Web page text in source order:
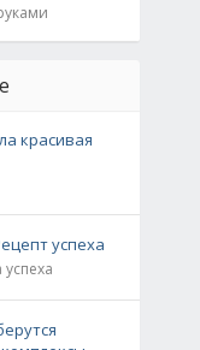
красивая
успеха